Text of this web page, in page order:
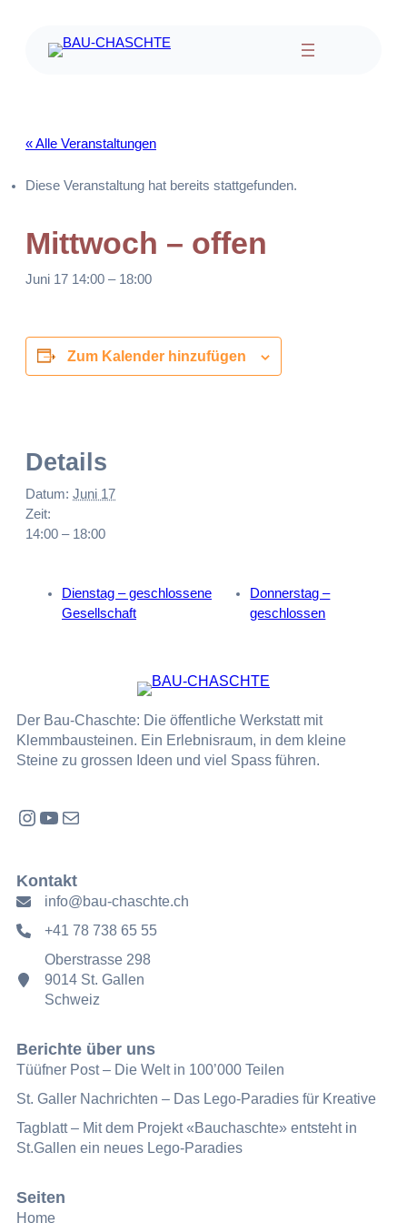
« Alle Veranstaltungen
Diese Veranstaltung hat bereits stattgefunden.
Mittwoch – offen
Juni 17 14:00 – 18:00
Zum Kalender hinzufügen
Details
Datum: Juni 17
Zeit:
14:00 – 18:00
Dienstag – geschlossene
Gesellschaft
Donnerstag –
geschlossen
Der Bau-Chaschte: Die öffentliche Werkstatt mit
Klemmbausteinen. Ein Erlebnisraum, in dem kleine
Steine zu grossen Ideen und viel Spass führen.
Instagram YouTube E-Mail
Kontakt
info@bau-chaschte.ch
+41 78 738 65 55
Oberstrasse 298
9014 St. Gallen
Schweiz
Berichte über uns
Tüüfner Post – Die Welt in 100’000 Teilen
St. Galler Nachrichten – Das Lego-Paradies für Kreative
Tagblatt – Mit dem Projekt «Bauchaschte» entsteht in
St.Gallen ein neues Lego-Paradies
Seiten
Home